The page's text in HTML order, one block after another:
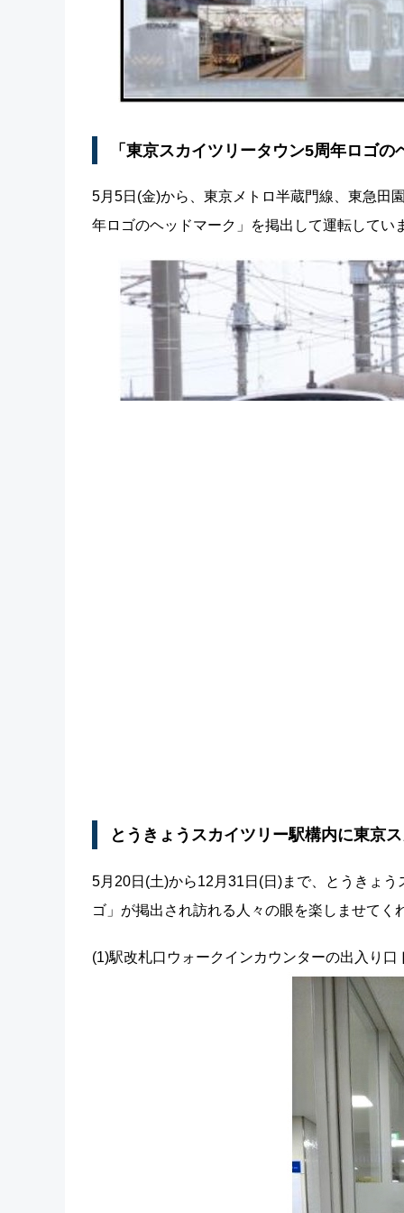
「東京スカイツリータウン5周年ロゴ
5月5日(金)から、東京メトロ半蔵門線、東急田
年ロゴのヘッドマーク」を掲出して運転してい
とうきょうスカイツリー駅構内に東京
5月20日(土)から12月31日(日)まで、とうきょ
ゴ」が掲出され訪れる人々の眼を楽しませてく
(1)駅改札口ウォークインカウンターの出入り口